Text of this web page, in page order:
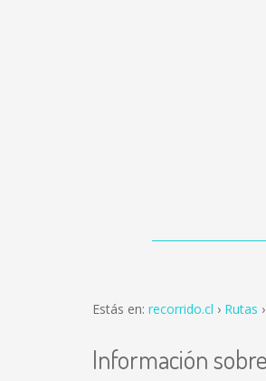
Estás en: recorrido.cl Rutas
Información